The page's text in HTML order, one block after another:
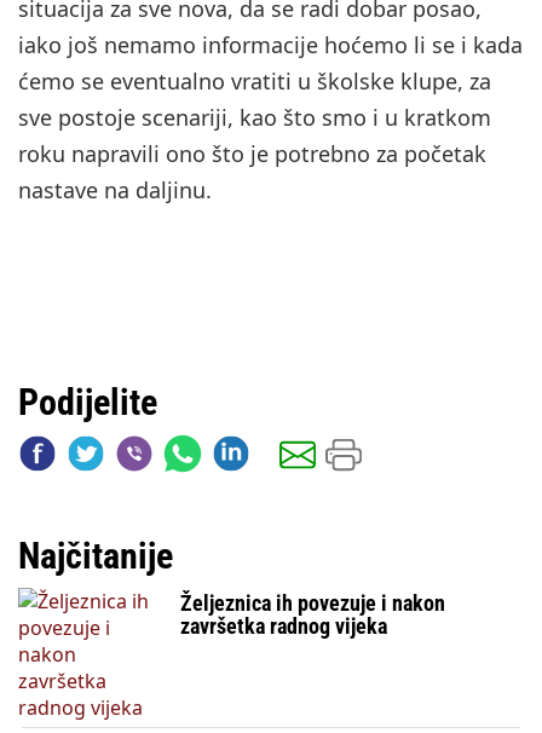
situacija za sve nova, da se radi dobar posao,
iako još nemamo informacije hoćemo li se i kada
ćemo se eventualno vratiti u školske klupe, za
sve postoje scenariji, kao što smo i u kratkom
roku napravili ono što je potrebno za početak
nastave na daljinu.
Podijelite
Najčitanije
Željeznica ih povezuje i nakon
završetka radnog vijeka